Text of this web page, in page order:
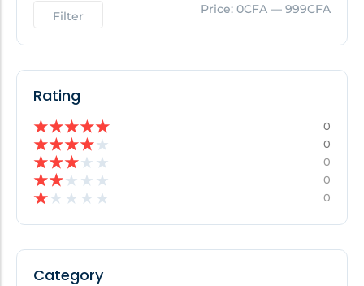
No Posts Found!
Filter Price: 0CFA — 999CFA
Rating
★★★★★ 0
★★★★★ 0
★★★★ ★ 0
★★★ ★ ★ 0
★★ ★ ★ ★ 0
Category